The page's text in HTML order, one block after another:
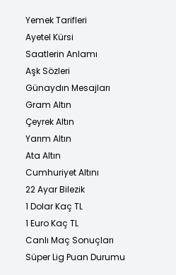
Yemek Tarifleri
Ayetel Kürsi
Saatlerin Anlamı
Aşk Sözleri
Günaydın Mesajları
Gram Altın
Çeyrek Altın
Yarım Altın
Ata Altın
Cumhuriyet Altını
22 Ayar Bilezik
1 Dolar Kaç TL
1 Euro Kaç TL
Canlı Maç Sonuçları
Süper Lig Puan Durumu